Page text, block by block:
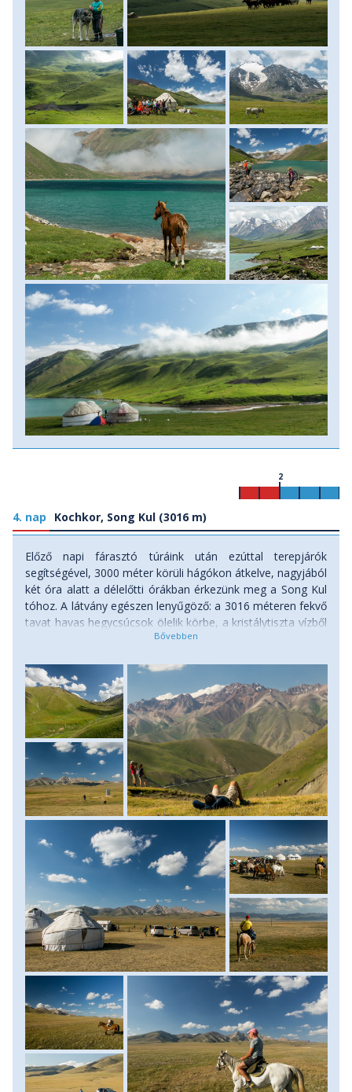
csoport összes tagja fel fog jutni velünk 3500 méteres
magasságig. Az itt fekvő Köl-Tor tó partján aztán kicsit
megpihenünk, élvezzük a pazar kilátást és ebédre
visszatérünk az alattunk fekvő jurtáinkhoz. Kora délután
aztán a már ismerős úton megkezdjük levezető túránkat,
és várhatóan a késő délutáni órákban érünk vissza Kochkor
városába. Szállás: családi szálláson, ellátás: reggeli és ebéd
a jurtában. (Köl-Tor túra: 6 km, 450 méter, fel/le, 3-4 óra,
túra Kochkorba: 12 km, 700 méter lefelé, 4-5 óra)
4. nap Kochkor, Song Kul (3016 m)
2
Előző napi fárasztó túráink után ezúttal terepjárók
segítségével, 3000 méter körüli hágókon átkelve, nagyjából
két óra alatt a délelőtti órákban érkezünk meg a Song Kul
tóhoz. A látvány egészen lenyűgöző: a 3016 méteren fekvő
tavat havas hegycsúcsok ölelik körbe, a kristálytiszta vízből
vadlovak iszogatnak, a hófehér jurtákat pedig már
nagy magasság miatt a Song Kul partja csupán kora
júniustól szeptember közepéig alkalmas legeltetésre, ám a
nyári hónapok alatt a kietlen pusztaság nyüzsgő
településsé válik. Érkezésünk után gyalogosan járjuk be az
első alaptáborunk, Batai-Aral környékét, a bátrabbak pedig
akár meg is mártózhatnak a várhatóan 6-7 fok körüli
vízben. Vadlovakkal és szamarakkal ismerkedünk, helyi kis
srácokkal focizunk, ízletes kirgiz fogásokat fogyasztunk,
majd ebéd után felnyergeljük lovainkat, hogy egy 2-3 órás
lovastúrára induljunk a szintén tó partján fekvő Jamanecki
jurtatáborába. A lovaglástól nem kell megijednünk, teljesen
kezdők is biztonsággal meg tudják majd ülni a jámbor,
alacsony termetű kirgiz hegyi lovakat, ám természetesen a
lovaglás helyett gyalogszerrel is meg lehet tenni az aznapi
túratávot. Szállás: jurtában. Ellátás: reggeli a családi
szálláson, ebéd és vacsora a jurtában. (Lovastúra szint: kb.
200 m, táv: 7 km, menetidő: 3-4 óra)